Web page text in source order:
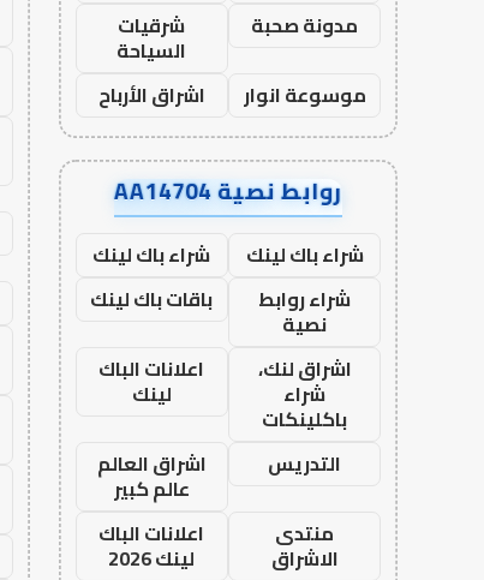
مدونة صحبة
شرقيات
السياحة
موسوعة انوار
اشراق الأرباح
روابط نصية AA14704
شراء باك لينك
شراء باك لينك
شراء روابط
نصية
باقات باك لينك
اشراق لنك،
شراء
باكلينكات
اعلانات الباك
لينك
التدريس
اشراق العالم
عالم كبير
منتدى
الاشراق
اعلانات الباك
لينك 2026